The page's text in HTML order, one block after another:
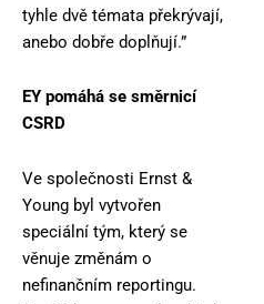
tyhle dvě témata překrývají,
anebo dobře doplňují.”
EY pomáhá se směrnicí
CSRD
Ve společnosti Ernst &
Young byl vytvořen
speciální tým, který se
věnuje změnám o
nefinančním reportingu.